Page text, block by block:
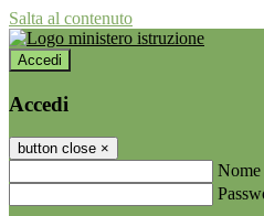
Salta al contenuto
Accedi
Accedi
button close ×
Nome